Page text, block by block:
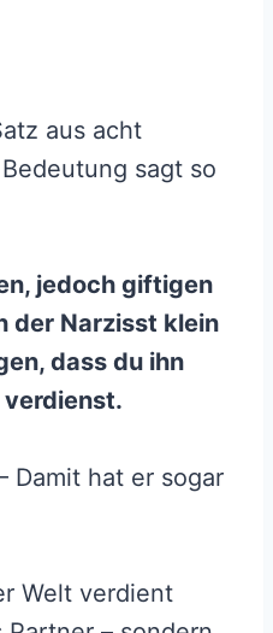
aus acht
sagt so
jedoch giftigen
der Narzisst klein
dass du ihn
Damit hat er sogar
Welt verdient